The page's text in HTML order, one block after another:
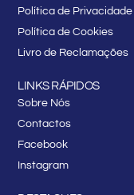
Política de Privacidade
Política de Cookies
Livro de Reclamações
LINKS RÁPIDOS
Sobre Nós
Contactos
Facebook
Instagram